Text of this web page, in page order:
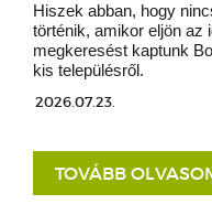
Hiszek abban, hogy
történik, amikor eljön az
megkeresést kaptunk
kis településről.
2026.07.23.
TOVÁBB